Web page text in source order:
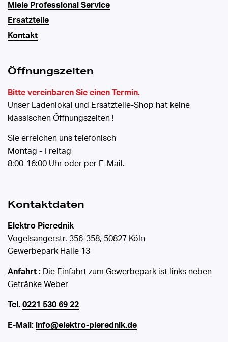
Miele Professional Service
Ersatzteile
Kontakt
Öffnungszeiten
Bitte vereinbaren Sie einen Termin.
Unser Ladenlokal und Ersatzteile-Shop hat keine
klassischen Öffnungszeiten !
Sie erreichen uns telefonisch
Montag - Freitag
8:00-16:00 Uhr oder per E-Mail.
Kontaktdaten
Elektro Pierednik
Vogelsangerstr. 356-358, 50827 Köln
Gewerbepark Halle 13
Anfahrt : Die Einfahrt zum Gewerbepark ist links neben
Getränke Weber
Tel. 0221 530 69 22
E-Mail: info@elektro-pierednik.de